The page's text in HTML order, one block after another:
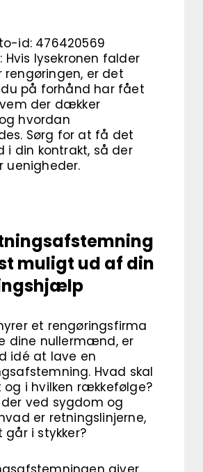
id: 476420569
Hvis lysekronen falder
rengøringen, er det
på forhånd har fået
der dækker
hvordan
Sørg for at få det
i din kontrakt, så der
uenigheder.
muligt ud af din
et rengøringsfirma
dine nullermænd, er
idé at lave en
Hvad skal
og i hvilken rækkefølge?
der ved sygdom og
er retningslinjerne,
går i stykker?